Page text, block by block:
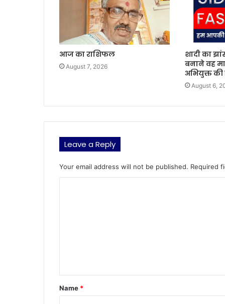
आज का राशिफल
August 7, 2026
शादी का
बनाने वह
अभियुक्त की
August 6,
Leave a Reply
Your email address will not be published. Required
t
*
Name *